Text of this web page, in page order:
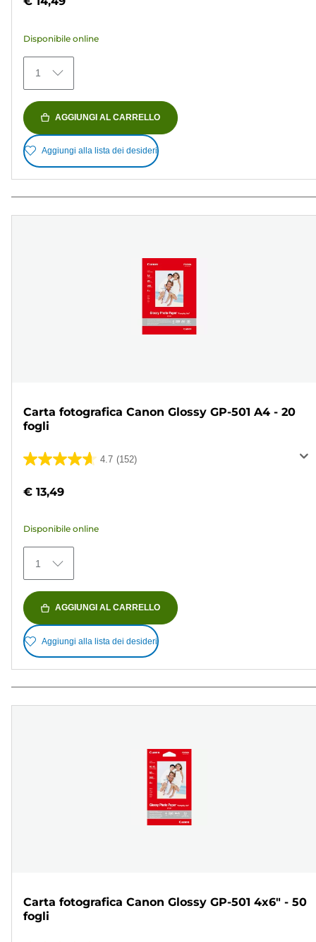
5
154
recensioni
Disponibile online
1
AGGIUNGI AL CARRELLO
Aggiungi alla lista dei desideri
Carta fotografica Canon Glossy GP-501 A4 - 20
fogli
4.7 (152)
4.7
5
152
recensioni
€ 13,49
Disponibile online
1
AGGIUNGI AL CARRELLO
Aggiungi alla lista dei desideri
Carta fotografica Canon Glossy GP-501 4x6" - 50
fogli